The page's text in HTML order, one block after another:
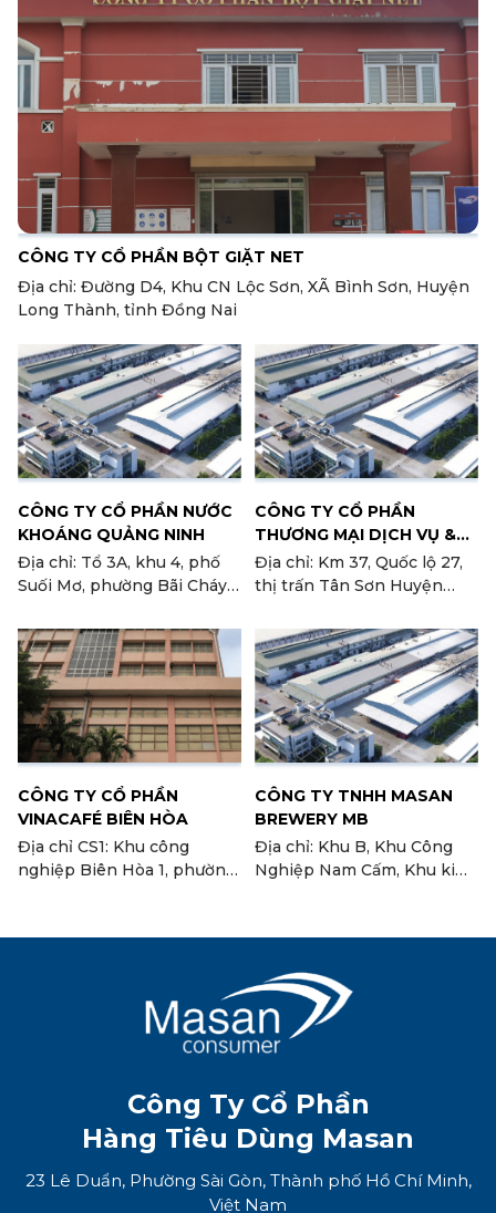
CÔNG TY CỔ PHẦN BỘT GIẶT NET
Địa chỉ: Đường D4, Khu CN Lộc Sơn, XÃ Bình Sơn, Huyện
Long Thành, tỉnh Đồng Nai
CÔNG TY CỔ PHẦN NƯỚC
KHOÁNG QUẢNG NINH
Địa chỉ: Tổ 3A, khu 4, phố
Suối Mơ, phường Bãi Cháy,
Ninh
CÔNG TY CỔ PHẦN
THƯƠNG MẠI DỊCH VỤ &
SẢN XUẤT KRÔNGPHA
Địa chỉ: Km 37, Quốc lộ 27,
thị trấn Tân Sơn Huyện
CÔNG TY CỔ PHẦN
VINACAFÉ BIÊN HÒA
Địa chỉ CS1: Khu công
nghiệp Biên Hòa 1, phường
đất C, I.III-3+7, Khu công
Thành tỉnh Đồng Nai (Nhà
máy cà phê Biên Hòa II)
CÔNG TY TNHH MASAN
BREWERY MB
Địa chỉ: Khu B, Khu Công
Nghiệp Nam Cấm, Khu kinh
Long, xã Nghi xá, Huyện
Công Ty Cổ Phần
Hàng Tiêu Dùng Masan
23 Lê Duẩn, Phường Sài Gòn, Thành phố Hồ Chí Minh,
Việt Nam